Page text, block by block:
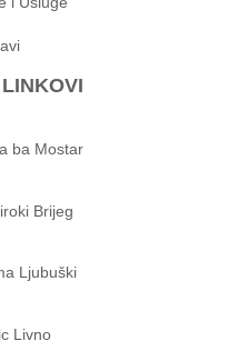
ba Mostar
Brijeg
Ljubuški
Livno